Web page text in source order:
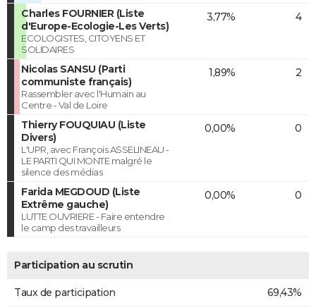
Charles FOURNIER (Liste
d'Europe-Ecologie-Les Verts)
ECOLOGISTES, CITOYENS ET
SOLIDAIRES
3,77% 4
Nicolas SANSU (Parti
communiste français)
Rassembler avec l'Humain au
Centre - Val de Loire
1,89% 2
Thierry FOUQUIAU (Liste
Divers)
L'UPR, avec François ASSELINEAU -
LE PARTI QUI MONTE malgré le
silence des médias
0,00% 0
Farida MEGDOUD (Liste
Extrême gauche)
LUTTE OUVRIERE - Faire entendre
le camp des travailleurs
0,00% 0
Participation au scrutin
Taux de participation 69,43%